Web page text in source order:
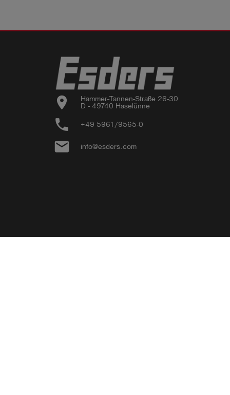
location_on
Hammer-Tannen-Straße 26-30
D - 49740 Haselünne
phone +49 5961/9565-0
email info@esders.com